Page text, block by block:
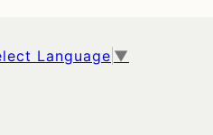
Language ▼